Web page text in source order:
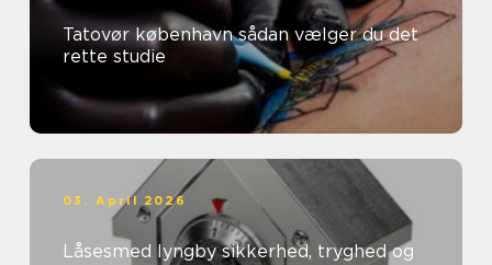
Tatovør københavn sådan vælger du det
rette studie
03. April 2026
Låsesmed lyngby sikkerhed, tryghed og